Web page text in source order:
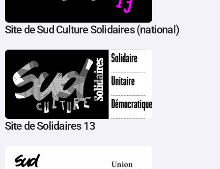
Site de Sud Culture Solidaires (national)
Site de Solidaires 13